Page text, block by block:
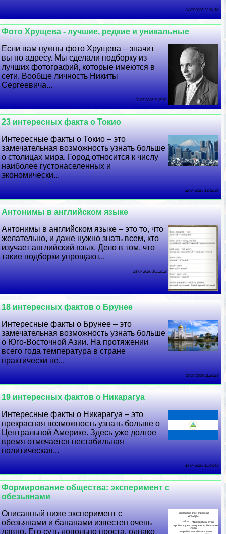
24 07 2026 22:54:10
Фото Хрущева - лучшие, редкие и уникальные
Если вам нужны фото Хрущева – значит
вы по адресу. Мы сделали подборку из
лучших фотографий, которые имеются в
сети. Вообще личность Никиты
Сергеевича...
23 07 2026 7:26:53
23 интересных факта о Токио
Интересные факты о Токио – это
замечательная возможность узнать больше
о столицах мира. Город относится к числу
наиболее густонаселенных и
экономически...
22 07 2026 13:42:39
Антонимы в английском языке
Антонимы в английском языке – это то, что
желательно, и даже нужно знать всем, кто
изучает английский язык. Дело в том, что
такие подборки упрощают...
21 07 2026 16:52:52
18 интересных фактов о Брунее
Интересные факты о Брунее – это
замечательная возможность узнать больше
о Юго-Восточной Азии. На протяжении
всего года температура в стране
пpaктически не...
20 07 2026 11:28:23
19 интересных фактов о Никарагуа
Интересные факты о Никарагуа – это
прекрасная возможность узнать больше о
Центральной Америке. Здесь уже долгое
время отмечается нестабильная
политическая...
19 07 2026 15:43:43
Формирование общества: эксперимент с
обезьянами
Описанный ниже эксперимент с
обезьянами и бананами известен очень
давно. Его суть довольно проста, однако